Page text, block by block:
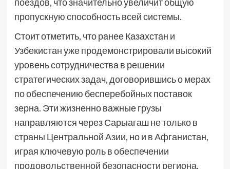
пропускную способность всей системы.
Стоит отметить, что ранее Казахстан и
Узбекистан уже продемонстрировали высокий
уровень сотрудничества в решении
стратегических задач, договорившись о мерах
по обеспечению бесперебойных поставок
зерна. Эти жизненно важные грузы
направляются через Сарыагаш не только в
страны Центральной Азии, но и в Афганистан,
играя ключевую роль в обеспечении
продовольственной безопасности региона.